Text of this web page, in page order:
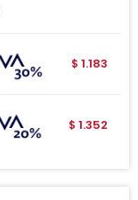
$ 1.183
$ 1.352